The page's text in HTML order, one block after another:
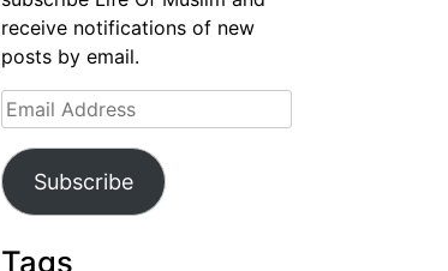
receive notifications of new
posts by email.
Email
Address
Subscribe
Tags